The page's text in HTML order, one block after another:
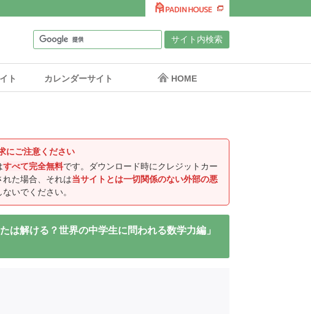
ト カレンダーサイト HOME
にご注意ください
すべて完全無料です。ダウンロード時にクレジットカー
れた場合、それは当サイトとは一切関係のない外部の悪
いでください。
は解ける？世界の中学生に問われる数学力編」